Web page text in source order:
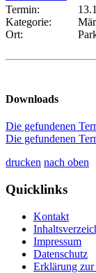
Termin:
Kategorie:
Ort:
Downloads
Die gefundenen
Die gefundenen
drucken nach oben
Quicklinks
Kontakt
Impressum
Datenschutz
Erklärung